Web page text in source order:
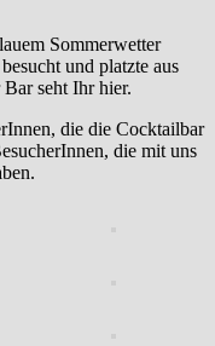
Sommerwetter
und platzte aus
seht Ihr hier.
die die Cocktailbar
die mit uns